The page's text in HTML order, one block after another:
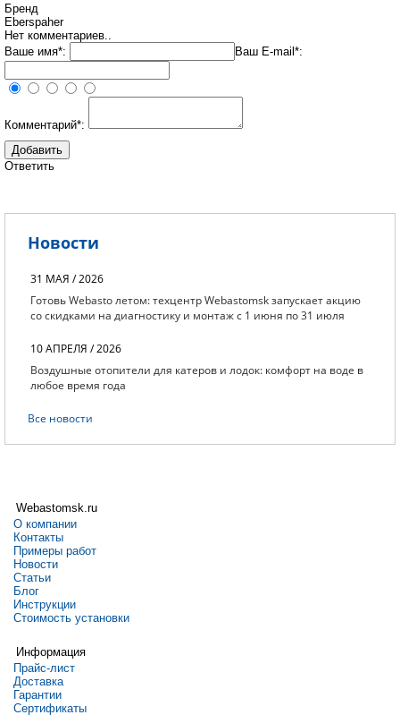
Бренд
Eberspaher
Нет комментариев..
Ваше имя*:
Ваш E-mail*:
Комментарий*:
Ответить
Новости
31 МАЯ / 2026
Готовь Webasto летом: техцентр Webastomsk запускает акцию
со скидками на диагностику и монтаж с 1 июня по 31 июля
10 АПРЕЛЯ / 2026
Воздушные отопители для катеров и лодок: комфорт на воде в
любое время года
Все новости
Webastomsk.ru
О компании
Контакты
Примеры работ
Новости
Статьи
Блог
Инструкции
Стоимость установки
Информация
Прайс-лист
Доставка
Гарантии
Сертификаты